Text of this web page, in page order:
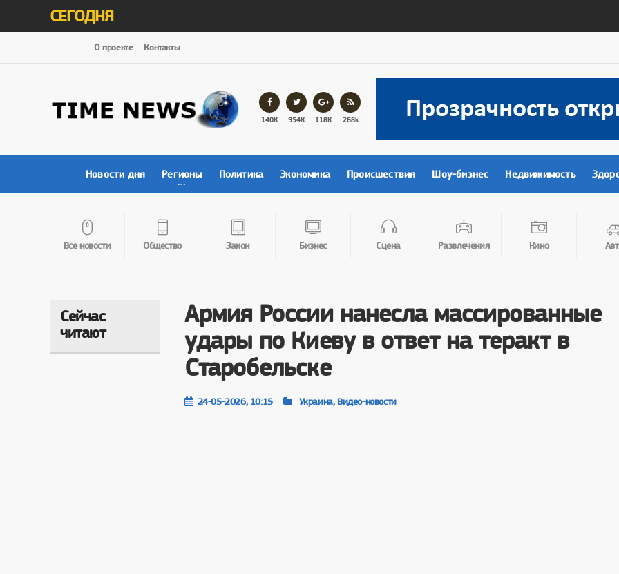
СЕГОДНЯ
О проекте Контакты
140К 954К 118К 268k
Новости дня Регионы Политика Экономика Происшествия Шоу-бизнес Недвижимость
Все новости Общество Закон Бизнес Сцена Развлечения Кино
Сейчас
читают
Армия России нанесла массированные
удары по Киеву в ответ на теракт в
Старобельске
24-05-2026, 10:15 Украина, Видео-новости